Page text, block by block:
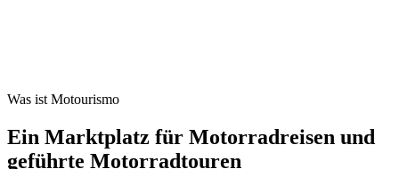
Was ist Motourismo
Ein Marktplatz für Motorradreisen und
geführte Motorradtouren